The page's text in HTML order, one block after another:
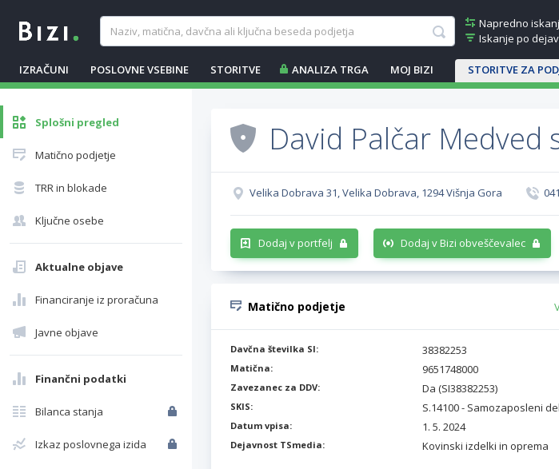
Napredno
Iskanje po
IZRAČUNI POSLOVNE VSEBINE STORITVE ANALIZA TRGA MOJ BIZI STORITVE ZA
Splošni pregled
Matično podjetje
TRR in blokade
Ključne osebe
Aktualne objave
Financiranje iz proračuna
Javne objave
Finančni podatki
Bilanca stanja
Izkaz poslovnega izida
David Palčar Medved
Velika Dobrava 31, Velika Dobrava, 1294 Višnja Gora
Dodaj v portfelj Dodaj v Bizi obveščevalec
Matično podjetje
Davčna številka SI: 38382253
Matična: 9651748000
Zavezanec za DDV: Da (SI38382253)
SKIS: S.14100 - Samozaposleni
Datum vpisa: 1. 5. 2024
Dejavnost TSmedia: Kovinski izdelki in oprema